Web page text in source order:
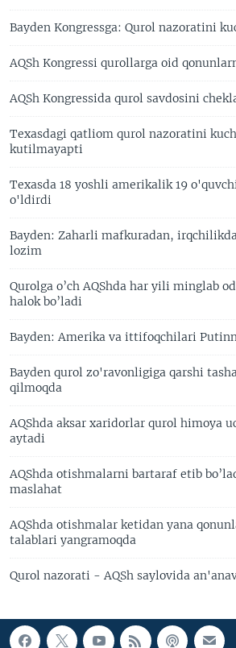
Bayden Kongressga: Qurol nazoratini
AQSh Kongressi qurollarga oid
AQSh Kongressida qurol savdosini
Texasdagi qatliom qurol nazoratini
kutilmayapti
Texasda 18 yoshli amerikalik 19
o'ldirdi
Bayden: Zaharli mafkuradan,
lozim
Qurolga o’ch AQShda har yili minglab
halok bo’ladi
Bayden: Amerika va ittifoqchilari
Bayden qurol zo'ravonligiga qarshi
qilmoqda
AQShda aksar xaridorlar qurol himoya
aytadi
AQShda otishmalarni bartaraf etib
maslahat
AQShda otishmalar ketidan yana
talablari yangramoqda
Qurol nazorati - AQSh saylovida